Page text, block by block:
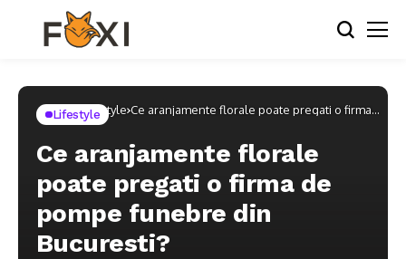
Home Lifestyle Ce aranjamente florale poate pregati o firma
Lifestyle
Ce aranjamente florale
poate pregati o firma de
pompe funebre din
Bucuresti?